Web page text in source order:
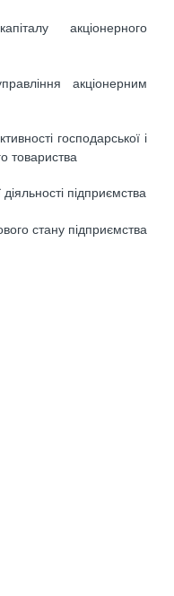
акціонерного
акціонерним
господарської і
товариства
підприємства
стану підприємства